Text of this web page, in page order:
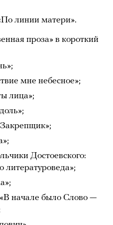
линии матери».
проза» в короткий
мне небесное»;
лица»;
Достоевского:
литературоведа»;
начале было Слово —